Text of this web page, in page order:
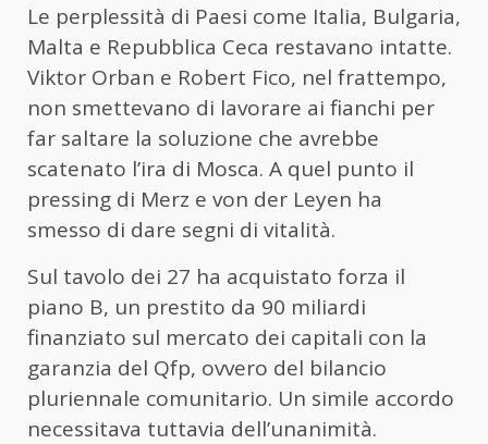
Le perplessità di Paesi come Italia, Bulgaria,
Malta e Repubblica Ceca restavano intatte.
Viktor Orban e Robert Fico, nel frattempo,
non smettevano di lavorare ai fianchi per
far saltare la soluzione che avrebbe
scatenato l’ira di Mosca. A quel punto il
pressing di Merz e von der Leyen ha
smesso di dare segni di vitalità.
Sul tavolo dei 27 ha acquistato forza il
piano B, un prestito da 90 miliardi
finanziato sul mercato dei capitali con la
garanzia del Qfp, ovvero del bilancio
pluriennale comunitario. Un simile accordo
necessitava tuttavia dell’unanimità.